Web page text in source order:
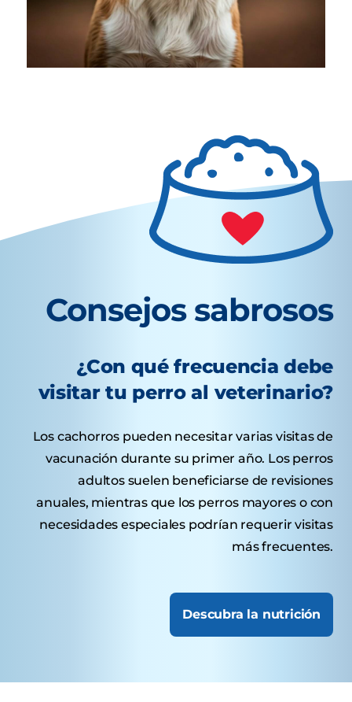
Consejos sabrosos
¿Con qué frecuencia debe
visitar tu perro al veterinario?
Los cachorros pueden necesitar varias visitas de
vacunación durante su primer año. Los perros
adultos suelen beneficiarse de revisiones
anuales, mientras que los perros mayores o con
necesidades especiales podrían requerir visitas
más frecuentes.
Descubra la nutrición